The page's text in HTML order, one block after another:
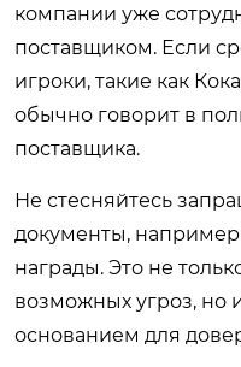
компании уже
поставщиком. Если
игроки, такие как
обычно говорит в
поставщика.
Не стесняйтесь
документы,
награды. Это не
возможных угроз, но
основанием для